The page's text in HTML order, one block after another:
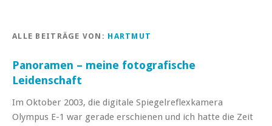
ALLE BEITRÄGE VON: HARTMUT
Panoramen – meine fotografische
Leidenschaft
Im Oktober 2003, die digitale Spiegelreflexkamera
Olympus E-1 war gerade erschienen und ich hatte die Zeit